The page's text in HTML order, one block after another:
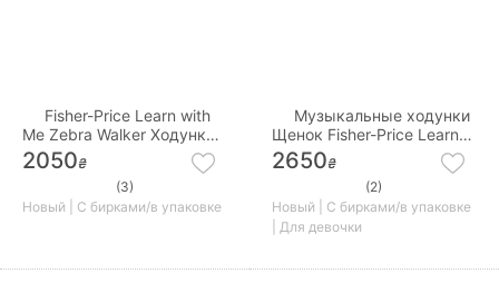
Fisher-Price Learn with
Me Zebra Walker Ходунки
Зебра від Fisher-Price
2050₴
(3)
Новый | С бирками/в упаковке
Музыкальные ходунки
Щенок Fisher-Price Learn
with Sis Walker
2650₴
(2)
Новый | С бирками/в упаковке
| Для девочки